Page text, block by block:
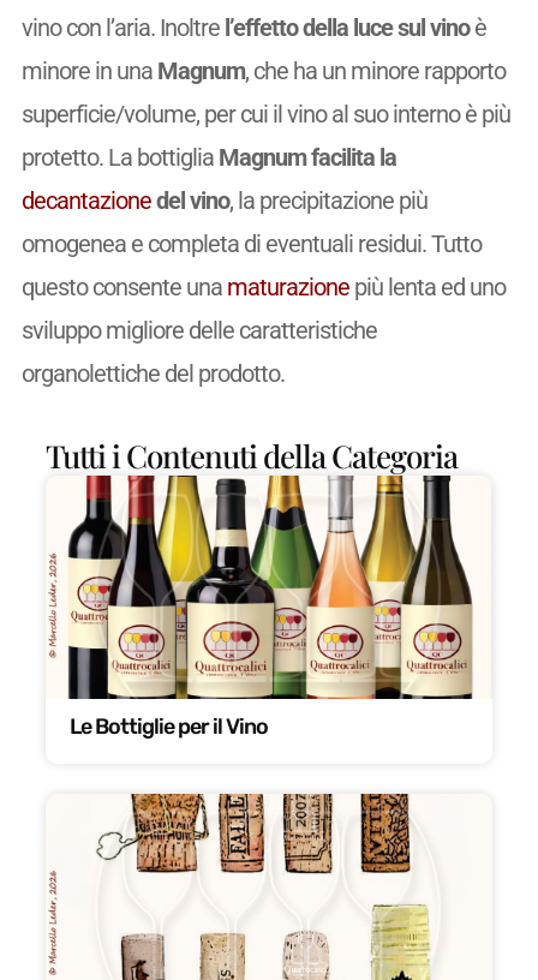
vino con l’aria. Inoltrel’effetto della luce sul vinoè
minore in una Magnum, che ha un minore rapporto
superficie/volume, per cui il vino al suo interno è più
protetto. La bottiglia Magnumfacilita la
decantazionedel vino, la precipitazione più
omogenea e completa di eventuali residui. Tutto
questo consente una maturazionepiù lenta ed uno
sviluppo migliore delle caratteristiche
organolettiche del prodotto.
Tutti i Contenuti della Categoria
Le Bottiglie per il Vino